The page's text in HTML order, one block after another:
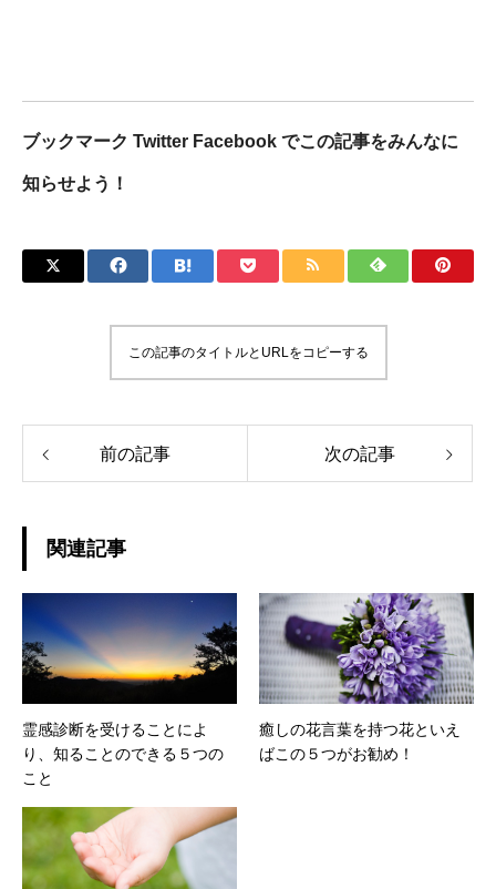
ブックマーク Twitter Facebook でこの記事をみんなに
知らせよう！
この記事のタイトルとURLをコピーする
前の記事 次の記事
関連記事
霊感診断を受けることによ
り、知ることのできる５つの
こと
癒しの花言葉を持つ花といえ
ばこの５つがお勧め！